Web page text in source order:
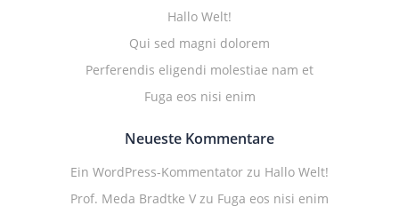
Hallo Welt!
Qui sed magni dolorem
Perferendis eligendi molestiae nam et
Fuga eos nisi enim
Neueste Kommentare
Ein WordPress-Kommentator zu Hallo Welt!
Prof. Meda Bradtke V zu Fuga eos nisi enim